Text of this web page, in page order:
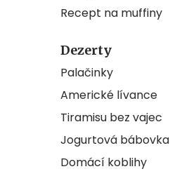
Recept na muffiny
Dezerty
Palačinky
Americké lívance
Tiramisu bez vajec
Jogurtová bábovka
Domácí koblihy